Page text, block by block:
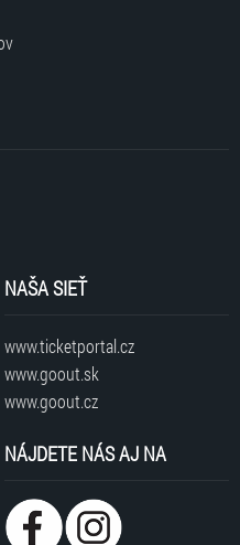
NAŠA SIEŤ
www.ticketportal.cz
www.goout.sk
www.goout.cz
NÁJDETE NÁS AJ NA